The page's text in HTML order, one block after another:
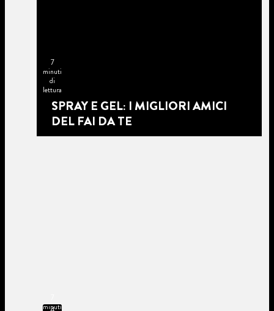
7
minuti
di
lettura
SPRAY E GEL: I MIGLIORI AMICI
DEL FAI DA TE
minuti